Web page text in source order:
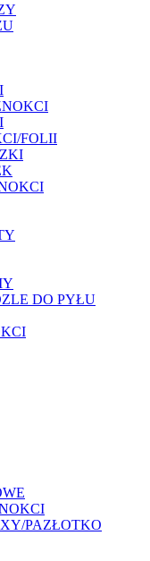
FOLII
DO PYŁU
PAZŁOTKO